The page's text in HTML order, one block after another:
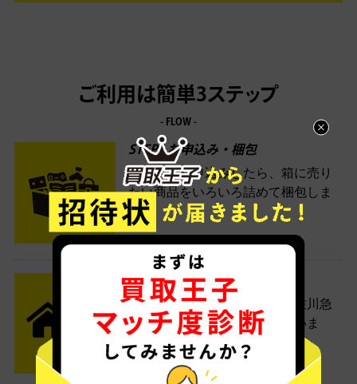
ご利用は簡単3ステップ
- FLOW -
STEP1 お申込み・梱包
ネットでお申込みしたら、箱に売り
たい商品をいろいろ詰めて梱包しま
す。
STEP2 発送
送料無料でご自宅から発送！佐川急
便がご自宅まで引き取りに伺いま
す。